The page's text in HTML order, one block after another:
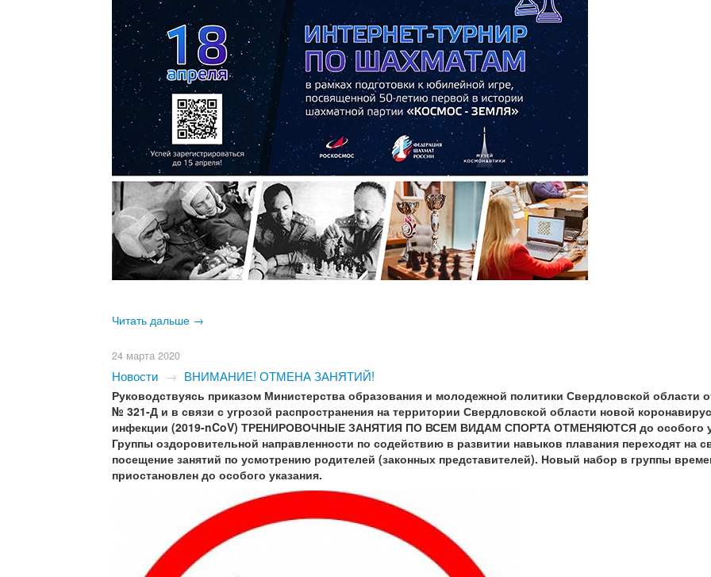
Читать дальше →
24 марта 2020
Новости → ВНИМАНИЕ! ОТМЕНА ЗАНЯТИЙ!
Руководствуясь приказом Министерства образования и молодежной политики Свердловской области
№ 321-Д и в связи с угрозой распространения на территории Свердловской области новой
инфекции (2019-nCoV) ТРЕНИРОВОЧНЫЕ ЗАНЯТИЯ ПО ВСЕМ ВИДАМ СПОРТА ОТМЕНЯЮТСЯ до особого
Группы оздоровительной направленности по содействию в развитии навыков плавания переходят на
посещение занятий по усмотрению родителей (законных представителей). Новый набор в группы
приостановлен до особого указания.